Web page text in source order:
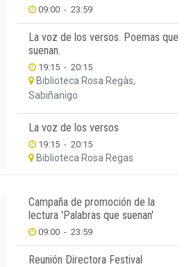
09:00 - 23:59
La voz de los versos. Poemas que
suenan.
19:15 - 20:15
Biblioteca Rosa Regàs,
Sabiñanigo
La voz de los versos
19:15 - 20:15
Biblioteca Rosa Regas
Campaña de promoción de la
lectura 'Palabras que suenan'
09:00 - 23:59
Reunión Directora Festival